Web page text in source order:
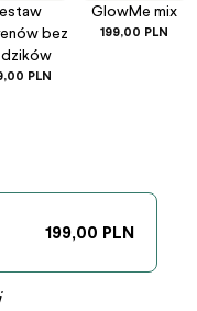
bez
PLN
GlowMe mix
199,00 PLN
1 z 2
199,00 PLN